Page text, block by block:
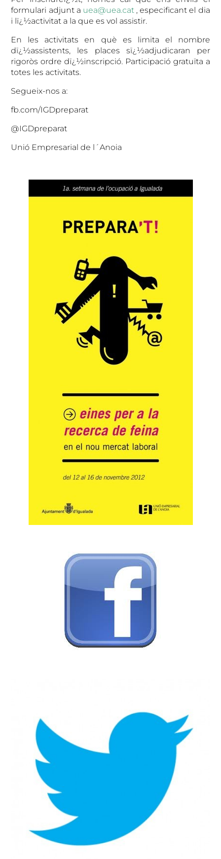
formulari adjunt a uea@uea.cat, especificant el dia
i lï¿½activitat a la que es vol assistir.
En les activitats en què es limita el nombre
dï¿½assistents, les places sï¿½adjudicaran per
rigoròs ordre dï¿½inscripció. Participació gratuïta a
totes les activitats.
Segueix-nos a:
fb.com/IGDpreparat
@IGDpreparat
Unió Empresarial de l´Anoia